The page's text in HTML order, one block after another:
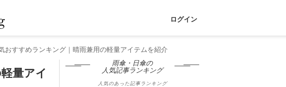
ログイン
おすすめランキング｜晴雨兼用の軽量アイテムを紹介
量アイ
雨傘・日傘の
人気記事ランキング
人気のあった記事ランキング